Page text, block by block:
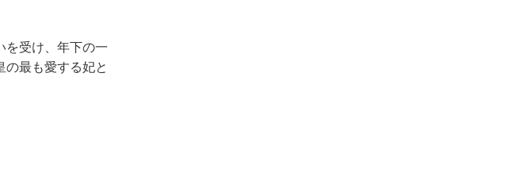
を受け、年下の一
最も愛する妃と